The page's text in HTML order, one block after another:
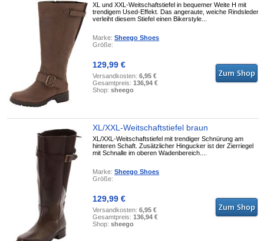
XL und XXL-Weitschaftstiefel in bequemer Weite H mit
trendigem Used-Effekt. Das angeraute, weiche Rindsleder
verleiht diesem Stiefel einen Bikerstyle...
Marke:Sheego Shoes
Größe:
129,99 €
Versandkosten:6,95 €
Gesamtpreis:136,94 €
Shop:sheego
XL/XXL-Weitschaftstiefel braun
XL/XXL-Weitschaftstiefel mit trendiger Schnürung am
hinteren Schaft. Zusätzlicher Hingucker ist der Zierriegel
mit Schnalle im oberen Wadenbereich....
Marke:Sheego Shoes
Größe:
129,99 €
Versandkosten:6,95 €
Gesamtpreis:136,94 €
Shop:sheego